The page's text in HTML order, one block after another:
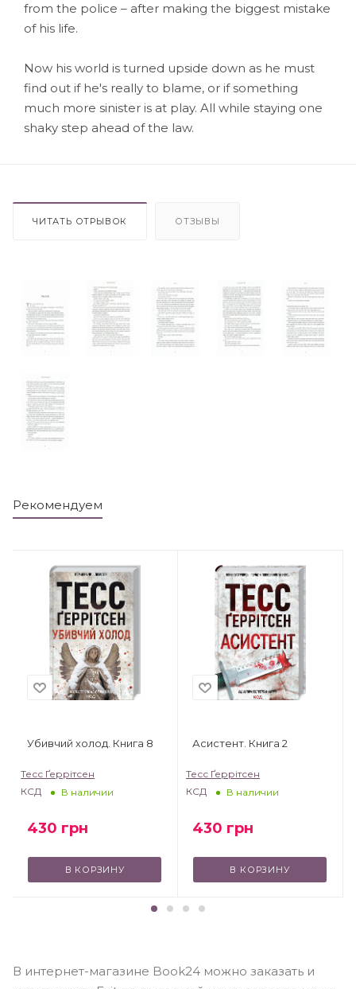
from the police – after making the biggest mistake
of his life.
Now his world is turned upside down as he must
find out if he's really to blame, or if something
much more sinister is at play. All while staying one
shaky step ahead of the law.
ЧИТАТЬ ОТРЫВОК ОТЗЫВЫ
Рекомендуем
Убивчий холод. Книга 8
Тесс Ґеррітсен
КСД
В наличии
430 грн
В КОРЗИНУ
Асистент. Книга 2
Тесс Ґеррітсен
КСД
В наличии
430 грн
В КОРЗИНУ
В интернет-магазине Book24 можно заказать и